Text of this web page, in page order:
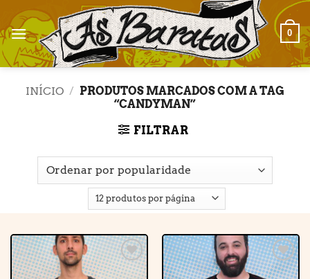
to
content
0
INÍCIO / PRODUTOS MARCADOS COM A TAG
“CANDYMAN”
FILTRAR